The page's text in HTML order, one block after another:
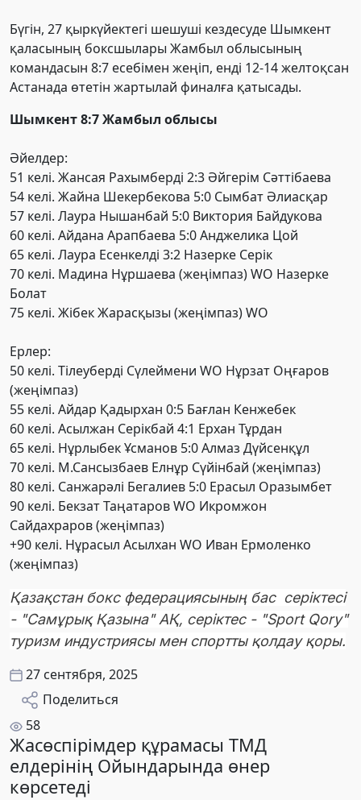
Бүгін, 27 қыркүйектегі шешуші кездесуде Шымкент
қаласының боксшылары Жамбыл облысының
командасын 8:7 есебімен жеңіп, енді 12-14 желтоқсан
Астанада өтетін жартылай финалға қатысады.
Шымкент 8:7 Жамбыл облысы
Әйелдер:
51 келі. Жансая Рахымберді 2:3 Әйгерім Сәттібаева
54 келі. Жайна Шекербекова 5:0 Сымбат Әлиасқар
57 келі. Лаура Нышанбай 5:0 Виктория Байдукова
60 келі. Айдана Арапбаева 5:0 Анджелика Цой
65 келі. Лаура Есенкелді 3:2 Назерке Серік
70 келі. Мадина Нұршаева (жеңімпаз) WO Назерке
Болат
75 келі. Жібек Жарасқызы (жеңімпаз) WO
Ерлер:
50 келі. Тілеуберді Сүлеймени WO Нұрзат Оңғаров
(жеңімпаз)
55 келі. Айдар Қадырхан 0:5 Бағлан Кенжебек
60 келі. Асылжан Серікбай 4:1 Ерхан Тұрдан
65 келі. Нұрлыбек Ұсманов 5:0 Алмаз Дүйсенқұл
70 келі. М.Сансызбаев Елнұр Сүйінбай (жеңімпаз)
80 келі. Санжарәлі Бегалиев 5:0 Ерасыл Оразымбет
90 келі. Бекзат Таңатаров WO Икромжон
Сайдахраров (жеңімпаз)
+90 келі. Нұрасыл Асылхан WO Иван Ермоленко
(жеңімпаз)
Қазақстан бокс федерациясының бас серіктесі
- "Самұрық Қазына" АҚ, серіктес - "Sport Qory"
туризм индустриясы мен спортты қолдау қоры.
27 сентября, 2025
Поделиться
58
Жасөспірімдер құрамасы ТМД
елдерінің Ойындарында өнер
көрсетеді